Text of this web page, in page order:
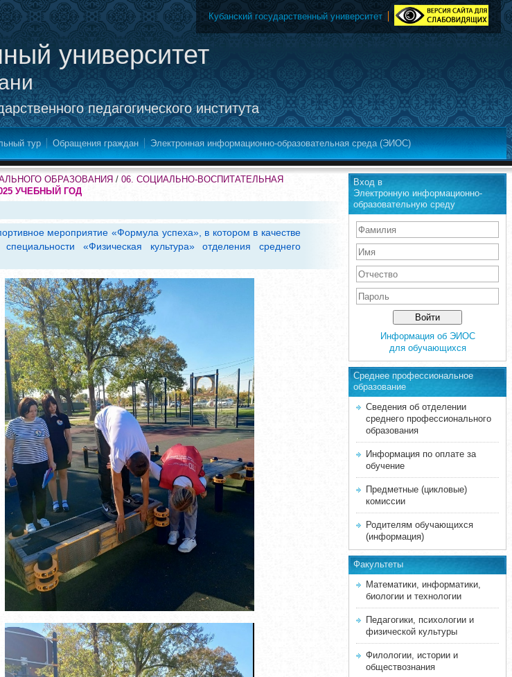
университет
педагогического института
Кубанский государственный университет
тур Обращения граждан Электронная информационно-образовательная среда (ЭИОС)
ОБРАЗОВАНИЯ / 06. СОЦИАЛЬНО-ВОСПИТАТЕЛЬНАЯ
УЧЕБНЫЙ ГОД
мероприятие «Формула успеха», в котором в качестве
«Физическая культура» отделения среднего
Вход в
Электронную информационно-
образовательную среду
Информация об ЭИОС
для обучающихся
Среднее професcиональное
образование
Сведения об отделении
среднего профессионального
образования
Информация по оплате за
обучение
Предметные (цикловые)
комиссии
Родителям обучающихся
(информация)
Факультеты
Математики, информатики,
биологии и технологии
Педагогики, психологии и
физической культуры
Филологии, истории и
обществознания